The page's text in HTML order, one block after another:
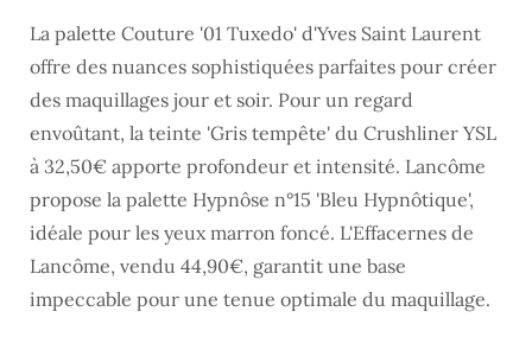
La palette Couture '01 Tuxedo' d'Yves Saint Laurent
offre des nuances sophistiquées parfaites pour créer
des maquillages jour et soir. Pour un regard
envoûtant, la teinte 'Gris tempête' du Crushliner YSL
à 32,50€ apporte profondeur et intensité. Lancôme
propose la palette Hypnôse n°15 'Bleu Hypnôtique',
idéale pour les yeux marron foncé. L'Effacernes de
Lancôme, vendu 44,90€, garantit une base
impeccable pour une tenue optimale du maquillage.